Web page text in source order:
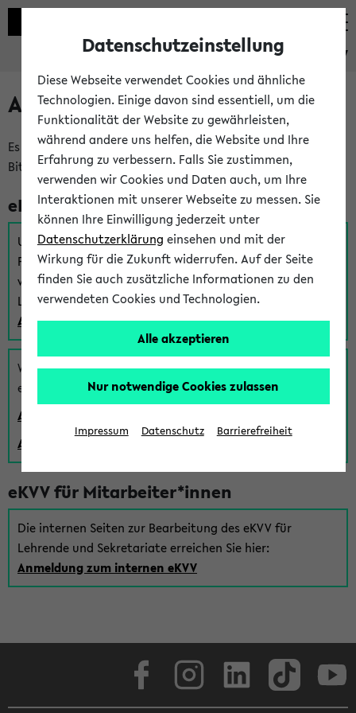
eKVV
Anmeldung am eKVV
Es gibt mehrere Möglichkeiten zur Anmeldung am eKVV.
Bitte wählen Sie die für Sie richtige aus:
eKVV für Studierende
Um sich einen Stundenplan zu erstellen und alle weiteren
Funktionen des eKVVs für Studierende zu nutzen,
verwenden Sie diesen Link zur Anmeldung über Ihr Uni
Login:
Anmeldung zum eKVV der Studierenden
Wenn Sie (noch) kein Uni Login haben, können Sie das
eKVV auch über einen Gastzugang verwenden:
Anmeldung über einen vorhandenen Gastzugang
Anlegen eines neuen Gastzugangs
eKVV für Mitarbeiter*innen
Die internen Seiten zur Bearbeitung des eKVV für
Lehrende und Sekretariate erreichen Sie hier:
Anmeldung zum internen eKVV
Datenschutzeinstellung
Diese Webseite verwendet Cookies und ähnliche
Technologien. Einige davon sind essentiell, um die
Funktionalität der Website zu gewährleisten,
während andere uns helfen, die Website und Ihre
Erfahrung zu verbessern. Falls Sie zustimmen,
verwenden wir Cookies und Daten auch, um Ihre
Interaktionen mit unserer Webseite zu messen. Sie
können Ihre Einwilligung jederzeit unter
Datenschutzerklärung einsehen und mit der
Wirkung für die Zukunft widerrufen. Auf der Seite
finden Sie auch zusätzliche Informationen zu den
verwendeten Cookies und Technologien.
Alle akzeptieren
Nur notwendige Cookies zulassen
Impressum Datenschutz Barrierefreiheit